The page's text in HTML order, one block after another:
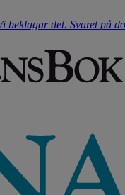
beklagar det. Svaret